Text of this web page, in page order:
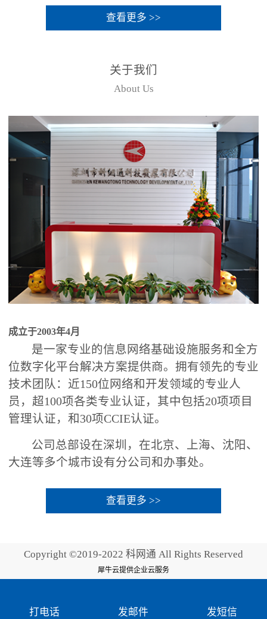
查看更多 >>
关于我们
About Us
成立于2003年4月
是一家专业的信息网络基础设施服务和全方
位数字化平台解决方案提供商。拥有领先的专业
技术团队：近150位网络和开发领域的专业人
员，超100项各类专业认证，其中包括20项项目
管理认证，和30项CCIE认证。
公司总部设在深圳，在北京、上海、沈阳、
大连等多个城市设有分公司和办事处。
查看更多 >>
Copyright ©2019-2022 科网通 All Rights Reserved
犀牛云提供企业云服务
打电话 发邮件 发短信